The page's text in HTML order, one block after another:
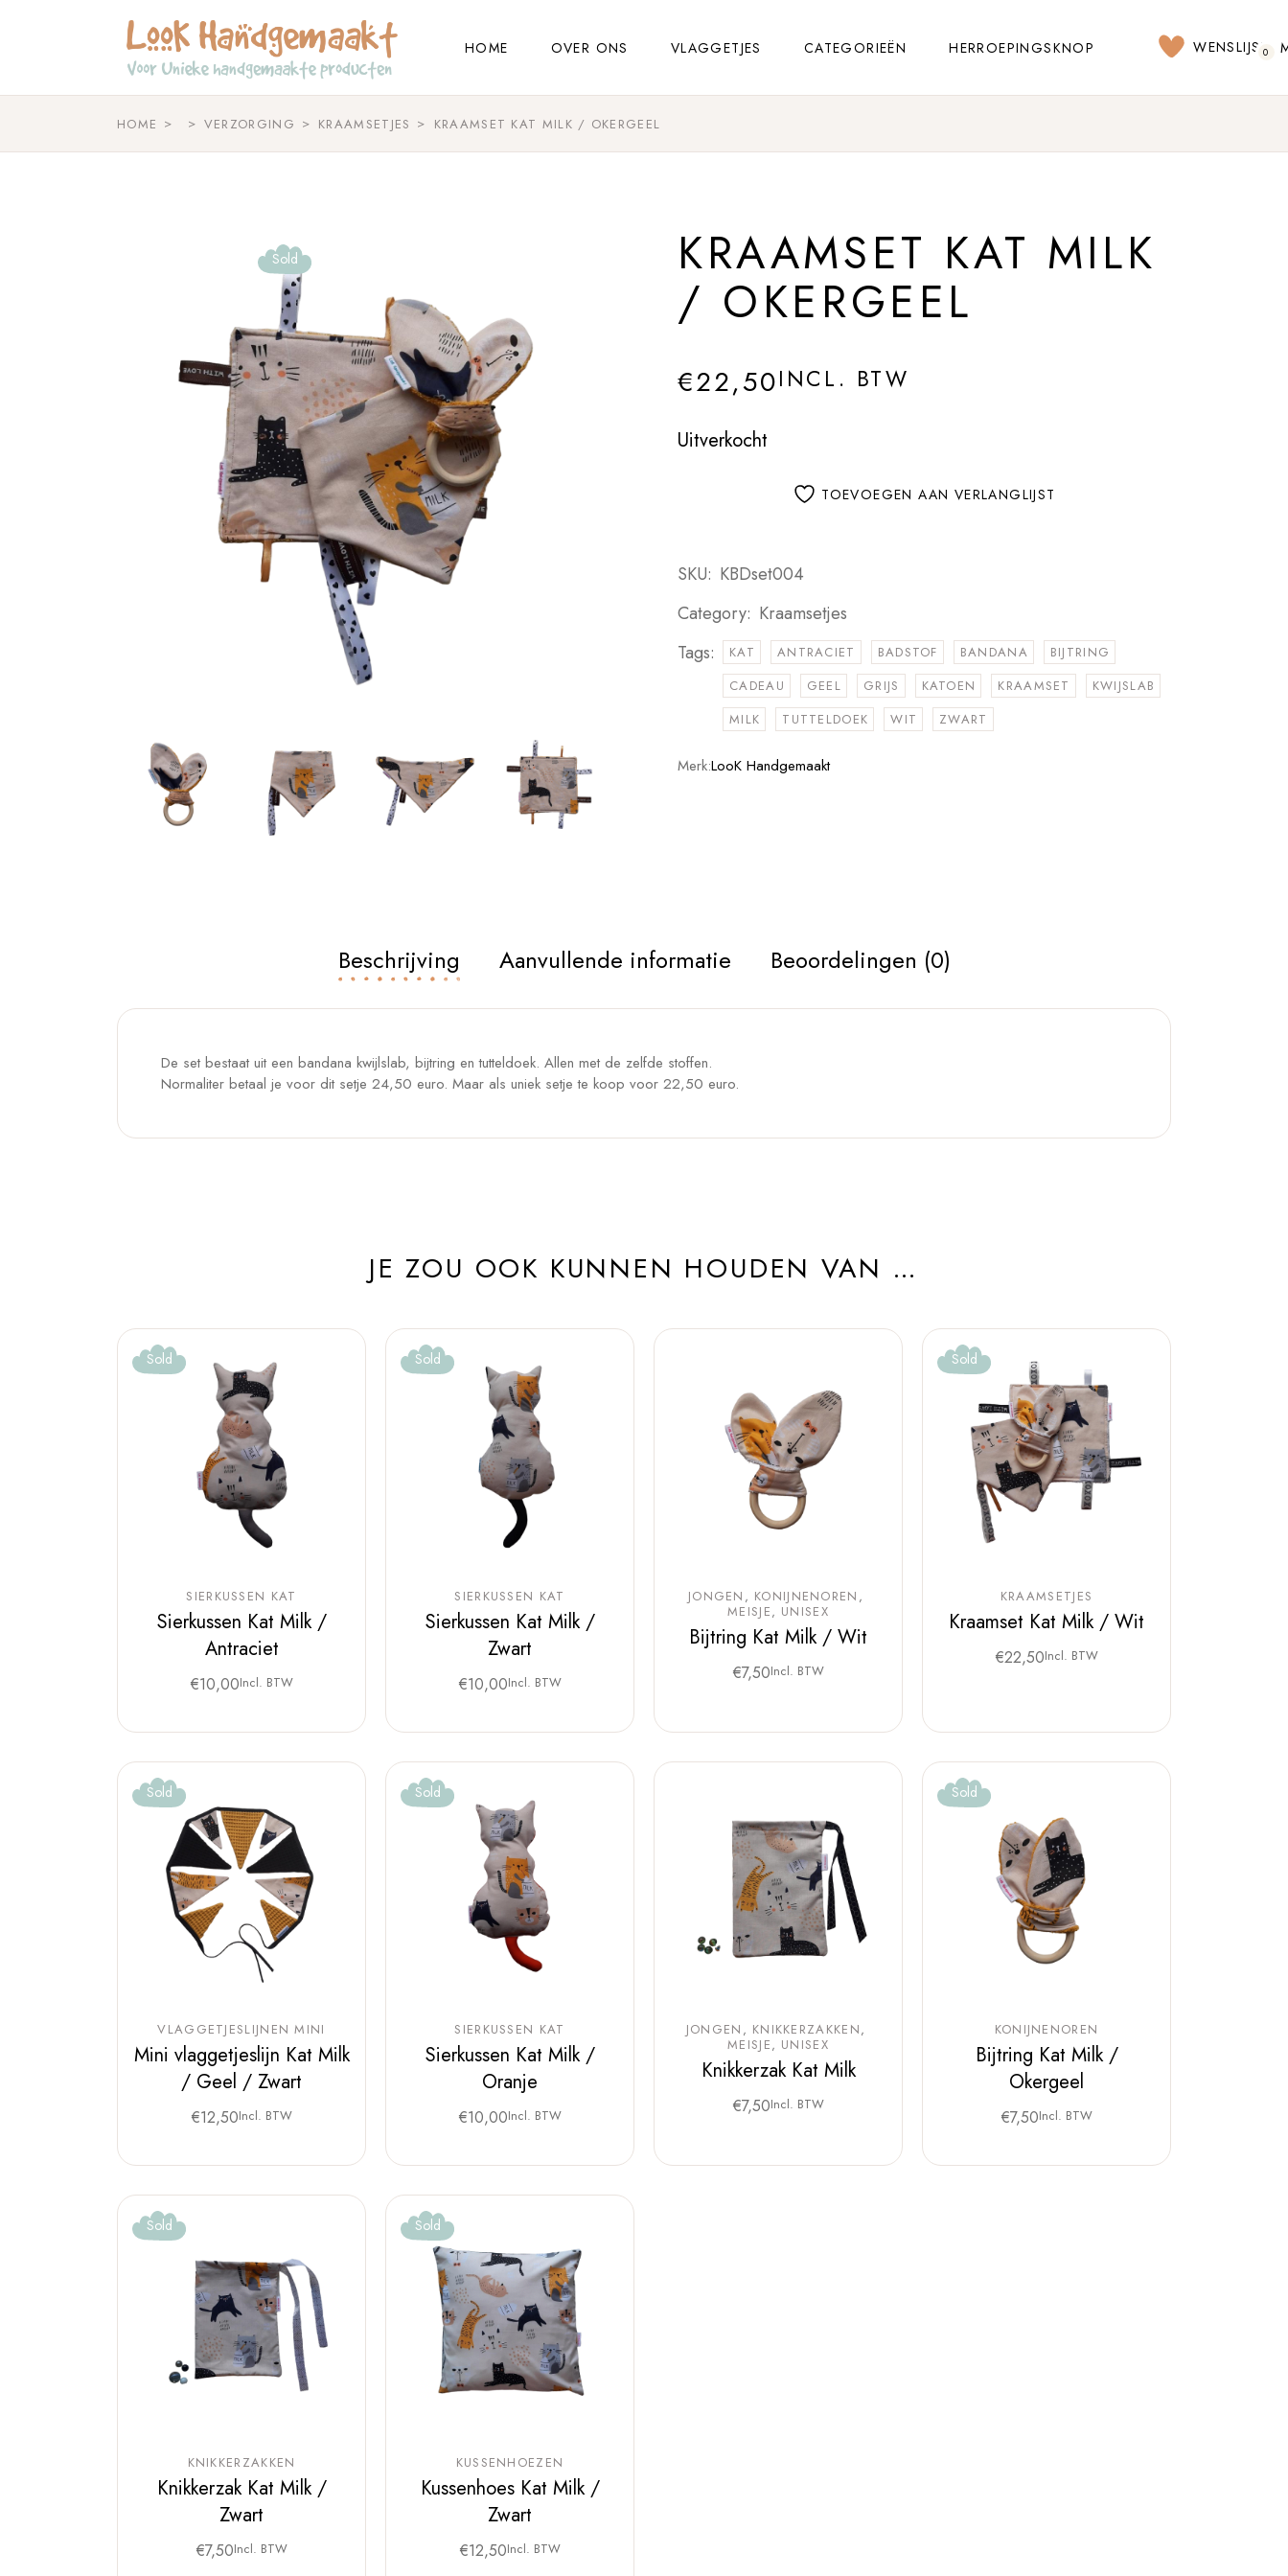
HOME OVER ONS VLAGGETJES CATEGORIEËN HERROEPINGSKNOP WENSLIJST
0
HOME VERZORGING KRAAMSETJES KRAAMSET KAT MILK / OKERGEEL
Sold KRAAMSET KAT MILK
/ OKERGEEL
€22,50INCL. BTW
Uitverkocht
TOEVOEGEN AAN VERLANGLIJST
SKU: KBDset004
Category: Kraamsetjes
Tags:
KAT ANTRACIET BADSTOF BANDANA
BIJTRING
CADEAU
GEEL GRIJS KATOEN KRAAMSET
KWIJSLAB
MILK
TUTTELDOEK WIT ZWART
Merk:LooK Handgemaakt
Beschrijving Aanvullende informatie Beoordelingen (0)
De set bestaat uit een bandana kwijlslab, bijtring en tutteldoek. Allen met de zelfde stoffen.
Normaliter betaal je voor dit setje 24,50 euro. Maar als uniek setje te koop voor 22,50 euro.
JE ZOU OOK KUNNEN HOUDEN VAN …
Sold
SIERKUSSEN KAT
Sierkussen Kat Milk /
Antraciet
€10,00Incl. BTW
Sold
SIERKUSSEN KAT
Sierkussen Kat Milk /
Zwart
€10,00Incl. BTW
JONGEN
KONIJNENOREN
MEISJE
UNISEX
Bijtring Kat Milk / Wit
€7,50Incl. BTW
Sold
KRAAMSETJES
Kraamset Kat Milk / Wit
€22,50Incl. BTW
Sold
VLAGGETJESLIJNEN MINI
Mini vlaggetjeslijn Kat Milk
/ Geel / Zwart
€12,50Incl. BTW
Sold
SIERKUSSEN KAT
Sierkussen Kat Milk /
Oranje
€10,00Incl. BTW
JONGEN
KNIKKERZAKKEN
MEISJE
UNISEX
Knikkerzak Kat Milk
€7,50Incl. BTW
Sold
KONIJNENOREN
Bijtring Kat Milk /
Okergeel
€7,50Incl. BTW
Sold
KNIKKERZAKKEN
Knikkerzak Kat Milk /
Zwart
€7,50Incl. BTW
Sold
KUSSENHOEZEN
Kussenhoes Kat Milk /
Zwart
€12,50Incl. BTW